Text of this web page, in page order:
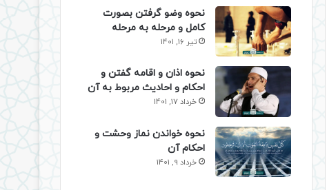
نحوه وضو گرفتن بصورت
کامل و مرحله به مرحله
تیر 16, 1401
نحوه اذان و اقامه گفتن و
احکام و احادیث مربوط به آن
خرداد 17, 1401
نحوه خواندن نماز وحشت و
احکام آن
خرداد 9, 1401